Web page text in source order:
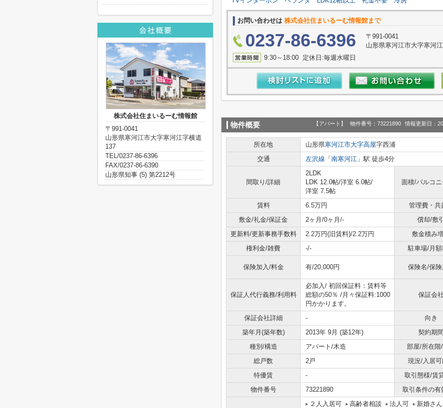
お問い合わせは 株式会社住まいるーむ情報館まで
0237-86-6396
〒991-0041
山形県寒河江市大字寒河
9:30～18:00 定休日:毎週水曜日
物件概要 【アパート】 物件番号：73221890 情報更新日：
所在地 山形県寒河江市大字高屋字西浦
交通
左沢線 「 南寒河江 」駅 徒歩4分
間取り/詳細
2LDK
LDK 12.0帖/洋室 6.0帖/
洋室 7.5帖
面積/バルコ
賃料 6.5万円
管理費・共
敷金/礼金/保証金
2ヶ月/0ヶ月/-
償却/敷
更新料/更新事務手数料
2.2万円(旧賃料)/2.2万円
敷金積み
権利金/雑費
-/- 駐車場/月
保険加入/料金 有/20,000円 保険名/保
保証人代行義務/利用料
必加入/ 初回保証料：賃料等
総額の50％ /月々保証料:1000
円かかります。
保証会
保証会社詳細 -
向き
築年月(築年数)
2013年 9月 (築12年)
契約期
種別/構造
アパート/木造
部屋/所在階
総戸数
2戸
現況/入居
特優賃
-
取引態様/賃
物件番号
73221890 取引条件の有
２人入居可 高齢者相談 法人可
新婚さ
株式会社住まいるーむ情報館
〒991-0041
山形県寒河江市大字寒河江字横道
137
TEL/0237-86-6396
FAX/0237-86-6390
山形県知事 (5) 第2212号